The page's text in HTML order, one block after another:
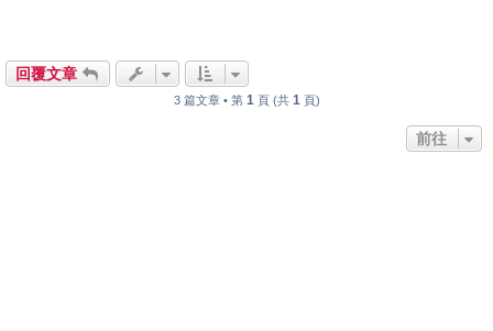
回覆文章
3 篇文章 • 第 1 頁 (共 1 頁)
前往